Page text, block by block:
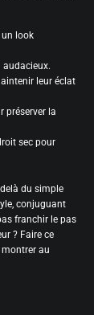
un look
audacieux.
leur éclat
préserver la
sec pour
du simple
conjuguant
franchir le pas
? Faire ce
au